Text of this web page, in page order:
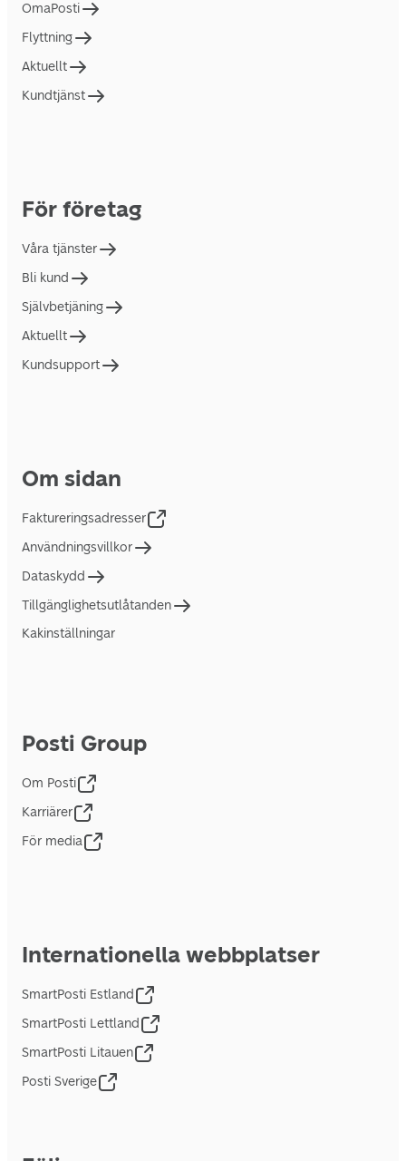
OmaPosti
Flyttning
Aktuellt
Kundtjänst
För företag
Våra tjänster
Bli kund
Självbetjäning
Aktuellt
Kundsupport
Om sidan
Faktureringsadresser
Användningsvillkor
Dataskydd
Tillgänglighetsutlåtanden
Kakinställningar
Posti Group
Om Posti
Karriärer
För media
Internationella webbplatser
SmartPosti Estland
SmartPosti Lettland
SmartPosti Litauen
Posti Sverige